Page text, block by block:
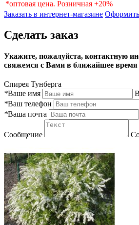
*оптовая цена. Розничная +20%
Заказать в интернет-магазине Оформить
Сделать заказ
Укажите, пожалуйста, контактную
свяжемся с Вами в ближайшее время
Спирея Тунберга
*Ваше имя
*Ваш телефон
*Ваша почта
Сообщение